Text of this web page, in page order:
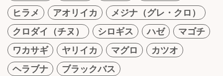
ヒラメ
アオリイカ
メジナ（グレ・クロ）
クロダイ（チヌ）
シロギス ハゼ
マゴチ
ワカサギ
ヤリイカ マグロ
カツオ
ヘラブナ
ブラックバス